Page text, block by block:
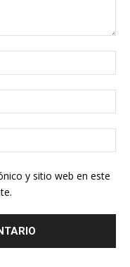
y sitio web en este